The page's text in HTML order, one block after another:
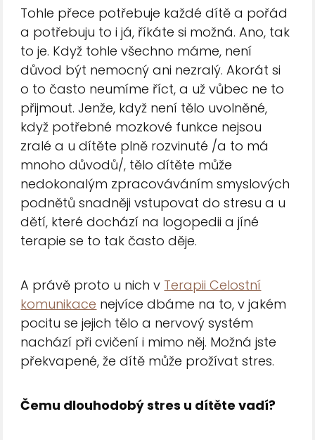
Tohle přece potřebuje každé dítě a pořád
a potřebuju to i já, říkáte si možná. Ano, tak
to je. Když tohle všechno máme, není
důvod být nemocný ani nezralý. Akorát si
o to často neumíme říct, a už vůbec ne to
přijmout. Jenže, když není tělo uvolněné,
když potřebné mozkové funkce nejsou
zralé a u dítěte plně rozvinuté /a to má
mnoho důvodů/, tělo dítěte může
nedokonalým zpracováváním smyslových
podnětů snadněji vstupovat do stresu a u
dětí, které dochází na logopedii a jíné
terapie se to tak často děje.
A právě proto u nich v Terapii Celostní
komunikace nejvíce dbáme na to, v jakém
pocitu se jejich tělo a nervový systém
nachází při cvičení i mimo něj. Možná jste
překvapené, že dítě může prožívat stres.
Čemu dlouhodobý stres u dítěte vadí?